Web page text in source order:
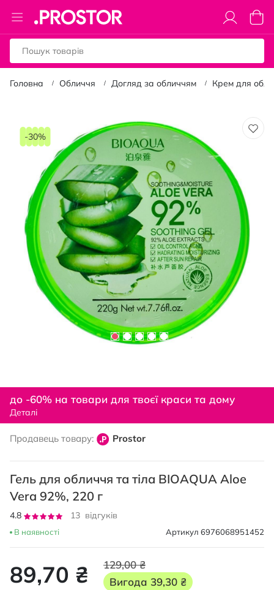
Toggle
Nav
Кошик
Головна Обличчя Догляд за обличчям Крем для
кінця
зображень
-30%
початку
галереї
до -60% на товари для твоєї краси та дому
Деталі
Продавець товару: Prostor
Гель для обличчя та тіла BIOAQUA Aloe
Vera 92%, 220 г
Рейтинг:
4.8
13 відгуків
В наявності Артикул 6976068951452
89,70 ₴
129,00 ₴
Вигода 39,30 ₴